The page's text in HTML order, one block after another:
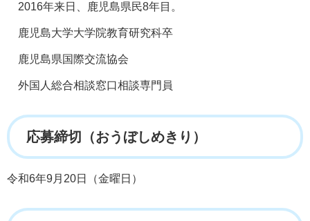
2016年来日、鹿児島県民8年目。
鹿児島大学大学院教育研究科卒
鹿児島県国際交流協会
外国人総合相談窓口相談専門員
応募締切（おうぼしめきり）
令和6年9月20日（金曜日）